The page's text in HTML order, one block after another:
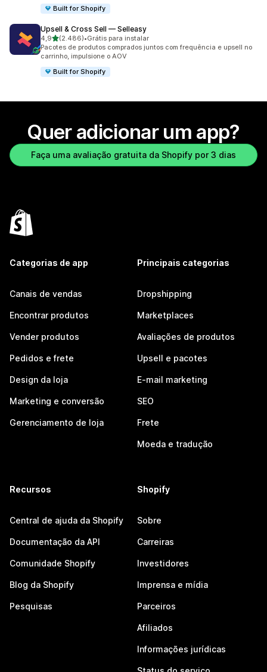
Built for Shopify
Upsell & Cross Sell — Selleasy
4,9de 5 estrelas
(2.486)
2486 avaliações ao todo
•Grátis para instalar
Pacotes de produtos comprados juntos com frequência e upsell no
carrinho, impulsione o AOV
Built for Shopify
Quer adicionar um app?
Faça uma avaliação gratuita da Shopify por 3 dias
Categorias de app
Canais de vendas
Encontrar produtos
Vender produtos
Pedidos e frete
Design da loja
Marketing e conversão
Gerenciamento de loja
Principais categorias
Dropshipping
Marketplaces
Avaliações de produtos
Upsell e pacotes
E-mail marketing
SEO
Frete
Moeda e tradução
Recursos
Central de ajuda da Shopify
Documentação da API
Comunidade Shopify
Blog da Shopify
Pesquisas
Shopify
Sobre
Carreiras
Investidores
Imprensa e mídia
Parceiros
Afiliados
Informações jurídicas